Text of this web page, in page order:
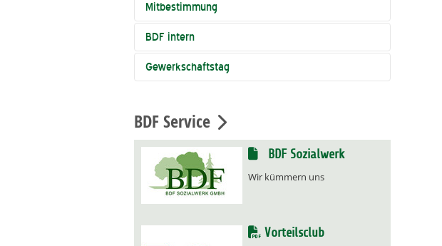
Mitbestimmung
BDF intern
Gewerkschaftstag
BDF Service
BDF Sozialwerk
Wir kümmern uns
Vorteilsclub